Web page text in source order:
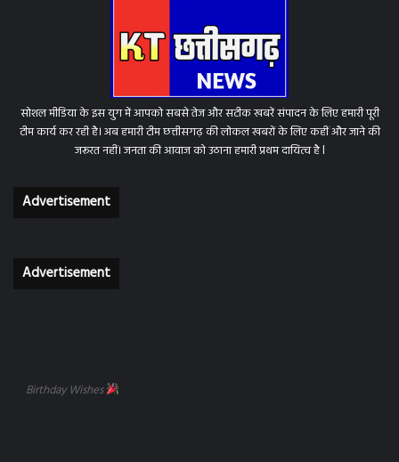
सोशल मीडिया के इस युग में आपको सबसे तेज और सटीक खबरें संपादन के लिए हमारी पूरी
टीम कार्य कर रही है। अब हमारी टीम छत्तीसगढ़ की लोकल खबरों के लिए कहीं और जाने की
जरूरत नहीं। जनता की आवाज को उठाना हमारी प्रथम दायित्व है l
Advertisement
Advertisement
Birthday Wishes